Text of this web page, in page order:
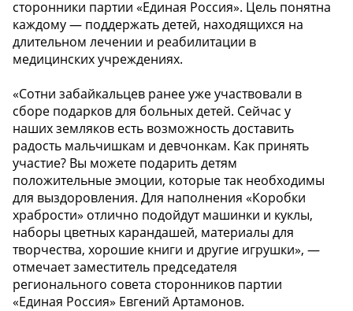
сторонники партии «Единая Россия». Цель понятна
каждому — поддержать детей, находящихся на
длительном лечении и реабилитации в
медицинских учреждениях.
«Сотни забайкальцев ранее уже участвовали в
сборе подарков для больных детей. Сейчас у
наших земляков есть возможность доставить
радость мальчишкам и девчонкам. Как принять
участие? Вы можете подарить детям
положительные эмоции, которые так необходимы
для выздоровления. Для наполнения «Коробки
храбрости» отлично подойдут машинки и куклы,
наборы цветных карандашей, материалы для
творчества, хорошие книги и другие игрушки», —
отмечает заместитель председателя
регионального совета сторонников партии
«Единая Россия» Евгений Артамонов.